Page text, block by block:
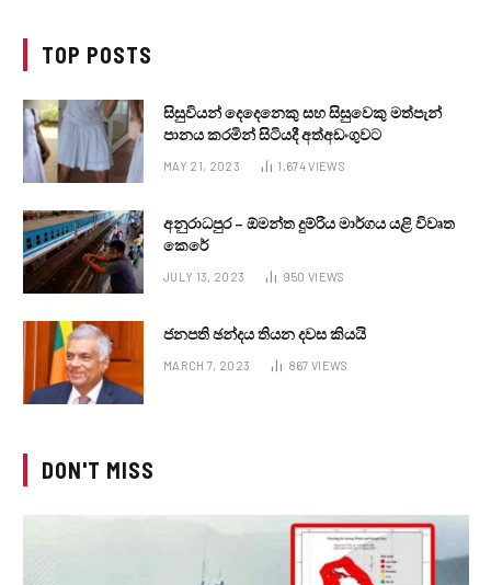
TOP POSTS
සිසුවියන් දෙදෙනෙකු සහ සිසුවෙකු මත්පැන්
පානය කරමින් සිටියදී අත්අඩංගුවට
MAY 21, 2023 1,674VIEWS
අනුරාධපුර – ඕමන්ත දුම්රිය මාර්ගය යළි විවෘත
කෙරේ
JULY 13, 2023 950 VIEWS
ජනපති ඡන්දය තියන දවස කියයි
MARCH 7, 2023 867 VIEWS
DON'T MISS